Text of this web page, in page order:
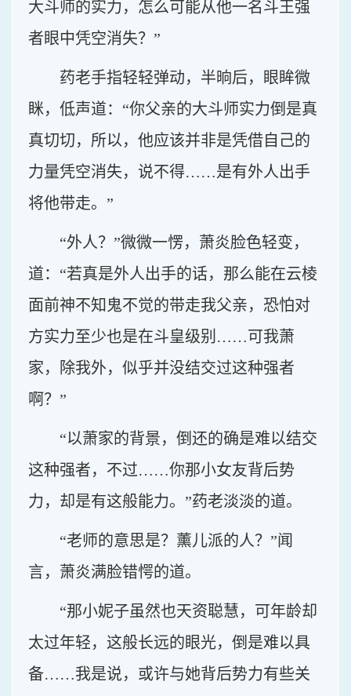
大斗师的实力，怎么可能从他一名斗王强
者眼中凭空消失？”
药老手指轻轻弹动，半晌后，眼眸微
眯，低声道：“你父亲的大斗师实力倒是真
真切切，所以，他应该并非是凭借自己的
力量凭空消失，说不得……是有外人出手
将他带走。”
“外人？”微微一愣，萧炎脸色轻变，
道：“若真是外人出手的话，那么能在云棱
面前神不知鬼不觉的带走我父亲，恐怕对
方实力至少也是在斗皇级别……可我萧
家，除我外，似乎并没结交过这种强者
啊？”
“以萧家的背景，倒还的确是难以结交
这种强者，不过……你那小女友背后势
力，却是有这般能力。”药老淡淡的道。
“老师的意思是？薰儿派的人？”闻
言，萧炎满脸错愕的道。
“那小妮子虽然也天资聪慧，可年龄却
太过年轻，这般长远的眼光，倒是难以具
备……我是说，或许与她背后势力有些关